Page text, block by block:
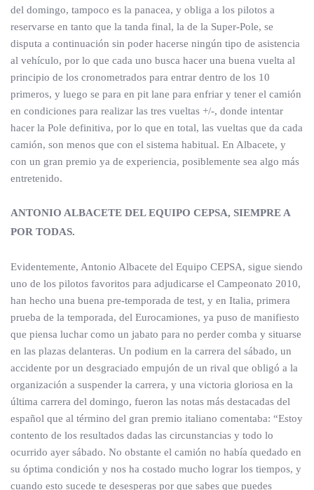
del domingo, tampoco es la panacea, y obliga a los pilotos a
reservarse en tanto que la tanda final, la de la Super-Pole, se
disputa a continuación sin poder hacerse ningún tipo de asistencia
al vehículo, por lo que cada uno busca hacer una buena vuelta al
principio de los cronometrados para entrar dentro de los 10
primeros, y luego se para en pit lane para enfriar y tener el camión
en condiciones para realizar las tres vueltas +/-, donde intentar
hacer la Pole definitiva, por lo que en total, las vueltas que da cada
camión, son menos que con el sistema habitual. En Albacete, y
con un gran premio ya de experiencia, posiblemente sea algo más
entretenido.
ANTONIO ALBACETE DEL EQUIPO CEPSA, SIEMPRE A
POR TODAS.
Evidentemente, Antonio Albacete del Equipo CEPSA, sigue siendo
uno de los pilotos favoritos para adjudicarse el Campeonato 2010,
han hecho una buena pre-temporada de test, y en Italia, primera
prueba de la temporada, del Eurocamiones, ya puso de manifiesto
que piensa luchar como un jabato para no perder comba y situarse
en las plazas delanteras. Un podium en la carrera del sábado, un
accidente por un desgraciado empujón de un rival que obligó a la
organización a suspender la carrera, y una victoria gloriosa en la
última carrera del domingo, fueron las notas más destacadas del
español que al término del gran premio italiano comentaba: “Estoy
contento de los resultados dadas las circunstancias y todo lo
ocurrido ayer sábado. No obstante el camión no había quedado en
su óptima condición y nos ha costado mucho lograr los tiempos, y
cuando esto sucede te desesperas por que sabes que puedes